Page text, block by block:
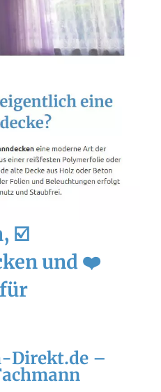
☑️
und ❤️
Direkt.de –